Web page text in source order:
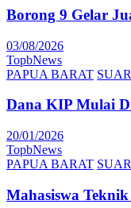
Borong 9 Gelar
03/08/2026
TopbNews
PAPUA BARAT
Dana KIP Mulai
20/01/2026
TopbNews
PAPUA BARAT
Mahasiswa